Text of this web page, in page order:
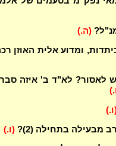
(ה.)
ומדוע אלית האוזן
לאסור? לא"ד ב' איזה
מבעילה בתחילה (2)? (ו.)